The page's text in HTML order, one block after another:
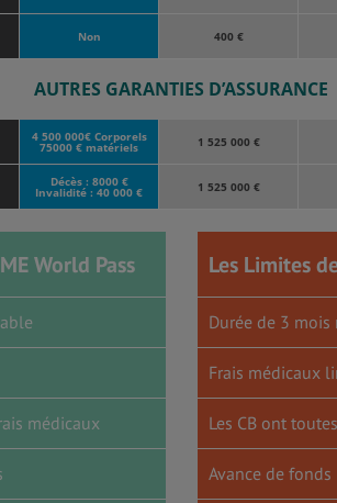
Non 400 €
AUTRES GARANTIES D’ASSURANCE
4 500 000€ Corporels
75000 € matériels 1 525 000 €
Décès : 8000 €
Invalidité : 40 000 € 1 525 000 €
World Pass
médicaux
Les Limites
Durée de 3 mois
Frais médicaux
Les CB ont
Avance de fonds